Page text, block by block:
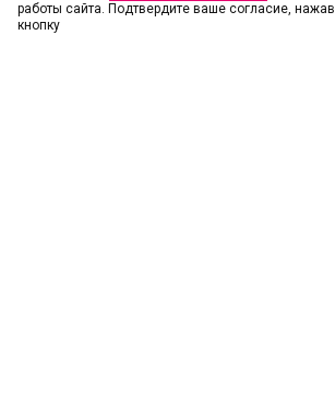
работы сайта. Подтвердите ваше согласие, нажав
кнопку